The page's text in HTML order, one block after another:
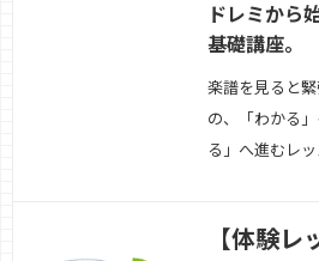
ドレミから
基礎講座。
楽譜を見ると
の、「わかる
る」へ進むレ
解・ト音記号
【体験レ